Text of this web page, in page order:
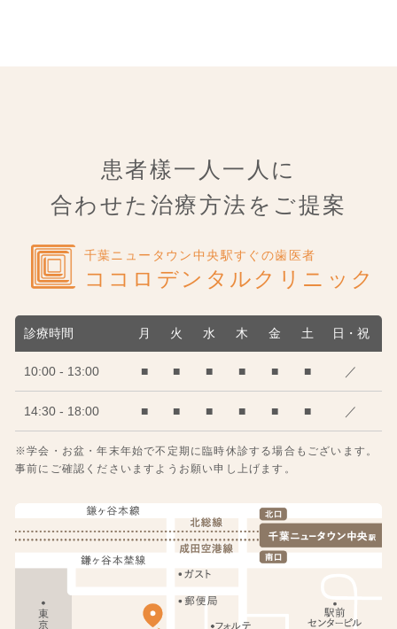
患者樣一人一人に
合わせた治療方法をご提案
千葉ニュータウン中央駅すぐの歯医者
ココロデンタルクリニック
診療時間 月 火 水 木 金 土 日・祝
10:00 - 13:00 ■ ■ ■ ■ ■ ■ ／
14:30 - 18:00 ■ ■ ■ ■ ■ ■ ／
※学会・お盆・年末年始で不定期に臨時休診する場合もございます。
事前にご確認くださいますようお願い申し上げます。